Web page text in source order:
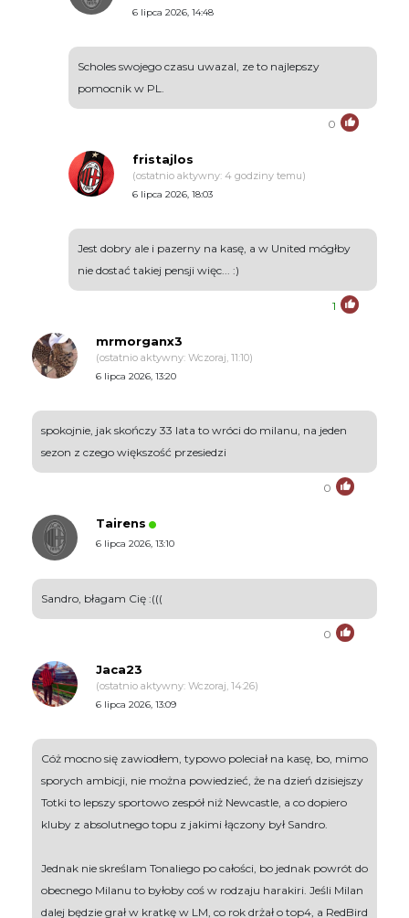
6 lipca 2026, 14:48
Scholes swojego czasu uwazal, ze to najlepszy
pomocnik w PL.
0
fristajlos
(ostatnio aktywny: 4 godziny temu)
6 lipca 2026, 18:03
Jest dobry ale i pazerny na kasę, a w United mógłby
nie dostać takiej pensji więc... :)
1
mrmorganx3
(ostatnio aktywny: Wczoraj, 11:10)
6 lipca 2026, 13:20
spokojnie, jak skończy 33 lata to wróci do milanu, na jeden
sezon z czego większość przesiedzi
0
Tairens
6 lipca 2026, 13:10
Sandro, błagam Cię :(((
0
Jaca23
(ostatnio aktywny: Wczoraj, 14:26)
6 lipca 2026, 13:09
Cóż mocno się zawiodłem, typowo poleciał na kasę, bo, mimo
sporych ambicji, nie można powiedzieć, że na dzień dzisiejszy
Totki to lepszy sportowo zespół niż Newcastle, a co dopiero
kluby z absolutnego topu z jakimi łączony był Sandro.
Jednak nie skreślam Tonaliego po całości, bo jednak powrót do
obecnego Milanu to byłoby coś w rodzaju harakiri. Jeśli Milan
dalej będzie grał w kratkę w LM, co rok drżał o top4, a RedBird